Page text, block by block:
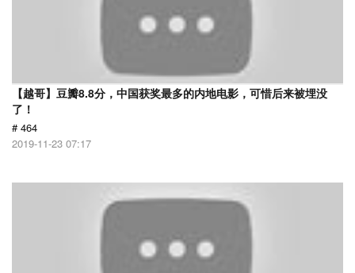
【越哥】豆瓣8.8分，中国获奖最多的内地电影，可惜后来被埋没
了！
# 464
2019-11-23 07:17